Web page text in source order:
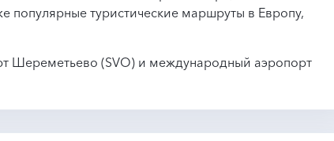
популярные туристические маршруты в Европу,
Шереметьево (SVO) и международный аэропорт